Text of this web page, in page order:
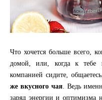
Что хочется больше всего,
домой, или, когда к тебе
компанией сидите,
же вкусного чая . Ведь
заряд энергии и оптимизма